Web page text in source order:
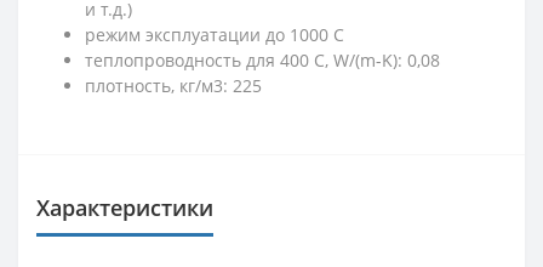
и т.д.)
режим эксплуатации до 1000 С
теплопроводность для 400 С, W/(m-K): 0,08
плотность, кг/м3: 225
Характеристики